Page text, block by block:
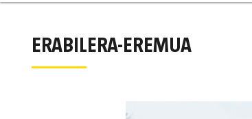
ERABILERA-EREMUA